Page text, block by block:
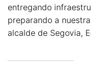
entregando
preparando a
alcalde de Segovia,